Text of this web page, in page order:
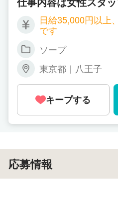
してくれます♪
日給35,000円以上
です
ソープ
東京都｜八王子
キープする
応募情報